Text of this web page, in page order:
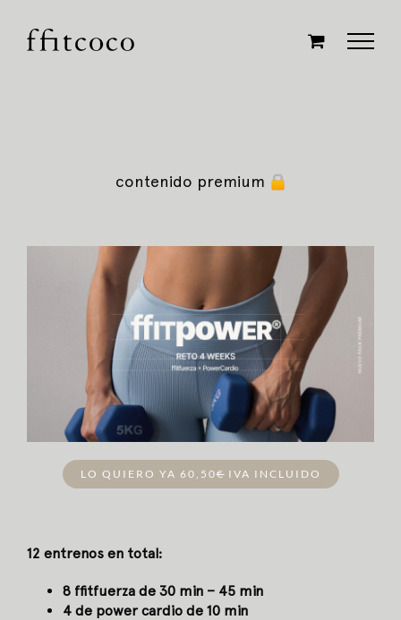
contenido
contenido premium
LO QUIERO YA 60,50€IVA INCLUIDO
12 entrenos en total:
8 ffitfuerza de 30 min – 45 min
4 de power cardio de 10 min